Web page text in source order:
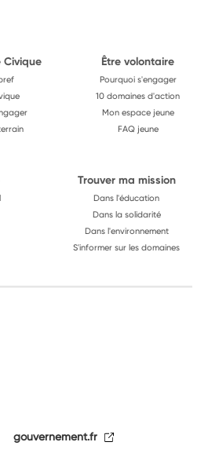
Civique Être volontaire
Pourquoi s'engager
10 domaines d'action
Mon espace jeune
FAQ jeune
Trouver ma mission
Dans l'éducation
Dans la solidarité
Dans l'environnement
S'informer sur les domaines
gouvernement.fr